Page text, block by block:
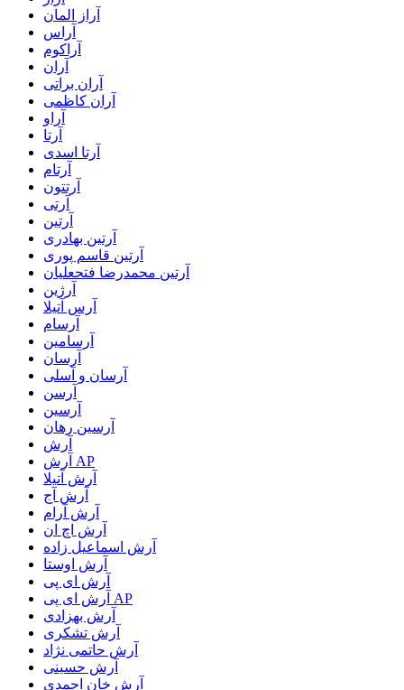
آراز المان
آراس
آراکوم
آران
آران براتی
آران کاظمی
آراو
آرتا
آرتا اسدی
آرتام
آرتتون
آرتی
آرتین
آرتین بهادری
آرتین قاسم پوری
آرتین محمدرضا فتحعلیان
آرژین
آرس آتیلا
آرسام
آرسامین
آرسان
آرسان و آسلی
آرسن
آرسین
آرسین رهان
آرش
آرش AP
آرش آتیلا
آرش آج
آرش آرام
آرش اچ ان
آرش اسماعیل زاده
آرش اوستا
آرش ای پی
آرش ای پی AP
آرش بهزادی
آرش تشکری
آرش حاتمی نژاد
آرش حسینی
آرش خان احمدی